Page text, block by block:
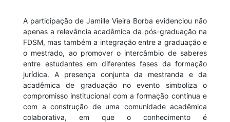
A participação de Jamille Vieira Borba evidenciou não
apenas a relevância acadêmica da pós-graduação na
FDSM, mas também a integração entre a graduação e
o mestrado, ao promover o intercâmbio de saberes
entre estudantes em diferentes fases da formação
jurídica. A presença conjunta da mestranda e da
acadêmica de graduação no evento simboliza o
compromisso institucional com a formação contínua e
com a construção de uma comunidade acadêmica
colaborativa, em que o conhecimento é